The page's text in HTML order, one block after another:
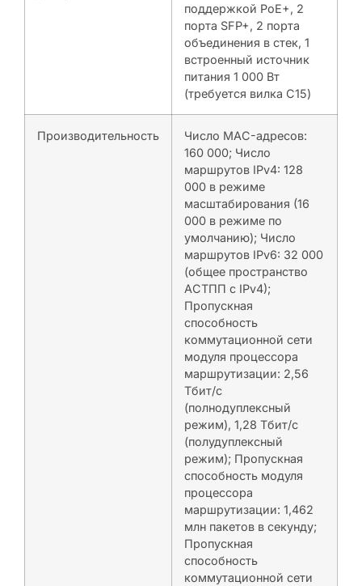
поддержкой PoE+, 2
порта SFP+, 2 порта
объединения в стек, 1
встроенный источник
питания 1 000 Вт
(требуется вилка C15)
Производительность
Число MAC-адресов:
160 000; Число
маршрутов IPv4: 128
000 в режиме
масштабирования (16
000 в режиме по
умолчанию); Число
маршрутов IPv6: 32 000
(общее пространство
АСТПП с IPv4);
Пропускная
способность
коммутационной сети
модуля процессора
маршрутизации: 2,56
Тбит/с
(полнодуплексный
режим), 1,28 Тбит/с
(полудуплексный
режим); Пропускная
способность модуля
процессора
маршрутизации: 1,462
млн пакетов в секунду;
Пропускная
способность
коммутационной сети